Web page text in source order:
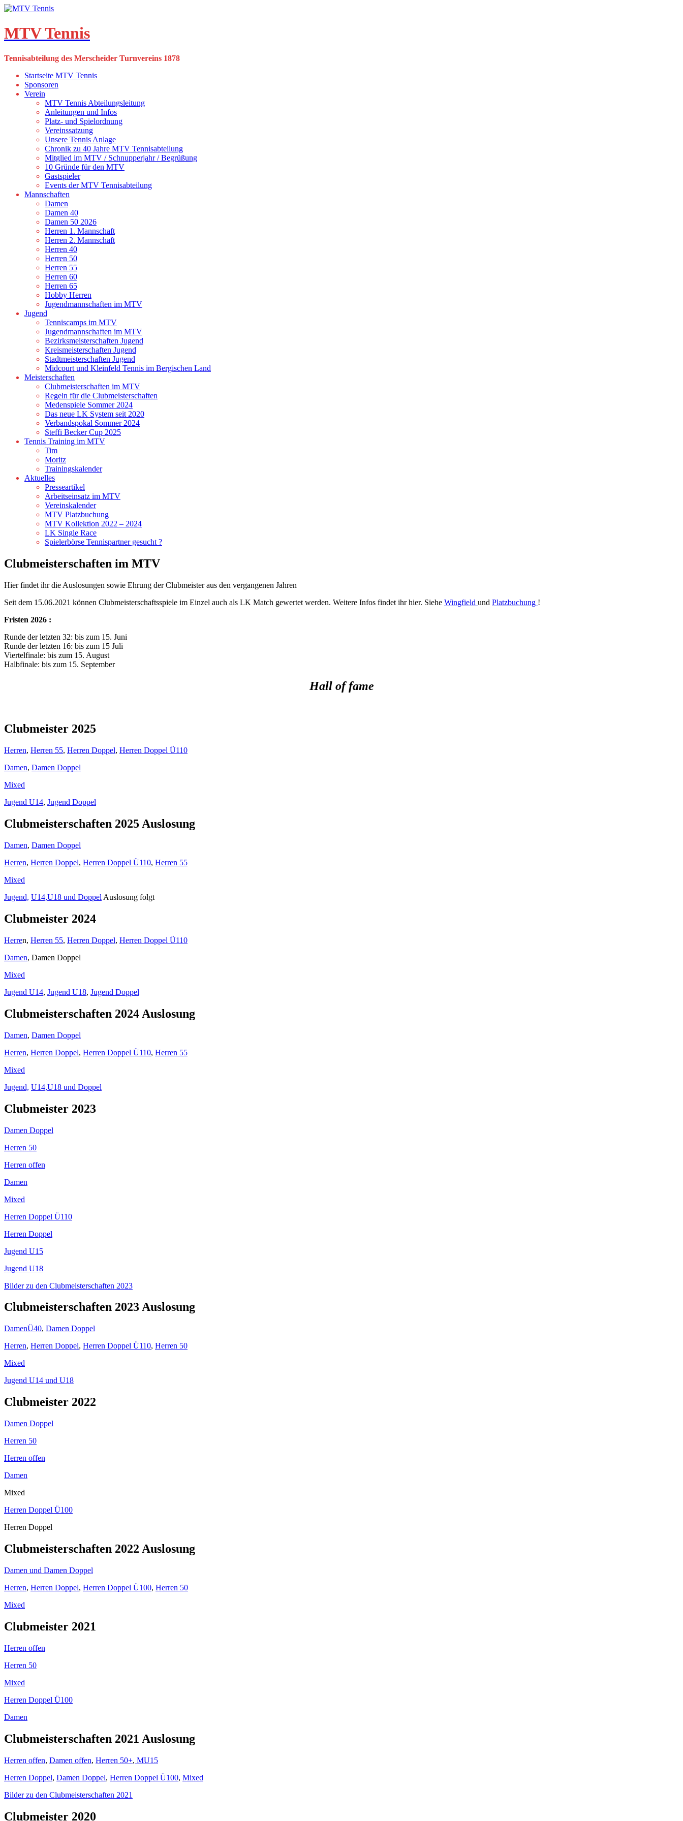
Skip
content
MTV Tennis
Tennisabteilung des Merscheider Turnvereins 1878
Startseite MTV Tennis
Sponsoren
Verein
MTV Tennis Abteilungsleitung
Anleitungen und Infos
Platz- und Spielordnung
Vereinssatzung
Unsere Tennis Anlage
Chronik zu 40 Jahre MTV Tennisabteilung
Mitglied im MTV / Schnupperjahr / Begrüßung
10 Gründe für den MTV
Gastspieler
Events der MTV Tennisabteilung
Mannschaften
Damen
Damen 40
Damen 50 2026
Herren 1. Mannschaft
Herren 2. Mannschaft
Herren 40
Herren 50
Herren 55
Herren 60
Herren 65
Hobby Herren
Jugendmannschaften im MTV
Jugend
Tenniscamps im MTV
Jugendmannschaften im MTV
Bezirksmeisterschaften Jugend
Kreismeisterschaften Jugend
Stadtmeisterschaften Jugend
Midcourt und Kleinfeld Tennis im Bergischen Land
Meisterschaften
Clubmeisterschaften im MTV
Regeln für die Clubmeisterschaften
Medenspiele Sommer 2024
Das neue LK System seit 2020
Verbandspokal Sommer 2024
Steffi Becker Cup 2025
Tennis Training im MTV
Tim
Moritz
Trainingskalender
Aktuelles
Presseartikel
Arbeitseinsatz im MTV
Vereinskalender
MTV Platzbuchung
MTV Kollektion 2022 – 2024
LK Single Race
Spielerbörse Tennispartner gesucht ?
Clubmeisterschaften im MTV
Hier findet ihr die Auslosungen sowie Ehrung der Clubmeister aus den vergangenen Jahren
Seit dem 15.06.2021 können Clubmeisterschaftsspiele im Einzel auch als LK Match gewertet werden. Weitere Infos findet ihr hier. Siehe Wingfield und Platzbuchung !
Fristen 2026 :
Runde der letzten 32: bis zum 15. Juni
Runde der letzten 16: bis zum 15 Juli
Viertelfinale: bis zum 15. August
Halbfinale: bis zum 15. September
Hall of fame
Clubmeister 2025
Herren, Herren 55, Herren Doppel, Herren Doppel Ü110
Damen, Damen Doppel
Mixed
Jugend U14, Jugend Doppel
Clubmeisterschaften 2025 Auslosung
Damen, Damen Doppel
Herren, Herren Doppel, Herren Doppel Ü110, Herren 55
Mixed
Jugend, U14,U18 und Doppel Auslosung folgt
Clubmeister 2024
Herren, Herren 55, Herren Doppel, Herren Doppel Ü110
Damen, Damen Doppel
Mixed
Jugend U14, Jugend U18, Jugend Doppel
Clubmeisterschaften 2024 Auslosung
Damen, Damen Doppel
Herren, Herren Doppel, Herren Doppel Ü110, Herren 55
Mixed
Jugend, U14,U18 und Doppel
Clubmeister 2023
Damen Doppel
Herren 50
Herren offen
Damen
Mixed
Herren Doppel Ü110
Herren Doppel
Jugend U15
Jugend U18
Bilder zu den Clubmeisterschaften 2023
Clubmeisterschaften 2023 Auslosung
DamenÜ40, Damen Doppel
Herren, Herren Doppel, Herren Doppel Ü110, Herren 50
Mixed
Jugend U14 und U18
Clubmeister 2022
Damen Doppel
Herren 50
Herren offen
Damen
Mixed
Herren Doppel Ü100
Herren Doppel
Clubmeisterschaften 2022 Auslosung
Damen und Damen Doppel
Herren, Herren Doppel, Herren Doppel Ü100, Herren 50
Mixed
Clubmeister 2021
Herren offen
Herren 50
Mixed
Herren Doppel Ü100
Damen
Clubmeisterschaften 2021 Auslosung
Herren offen, Damen offen, Herren 50+, MU15
Herren Doppel, Damen Doppel, Herren Doppel Ü100, Mixed
Bilder zu den Clubmeisterschaften 2021
Clubmeister 2020